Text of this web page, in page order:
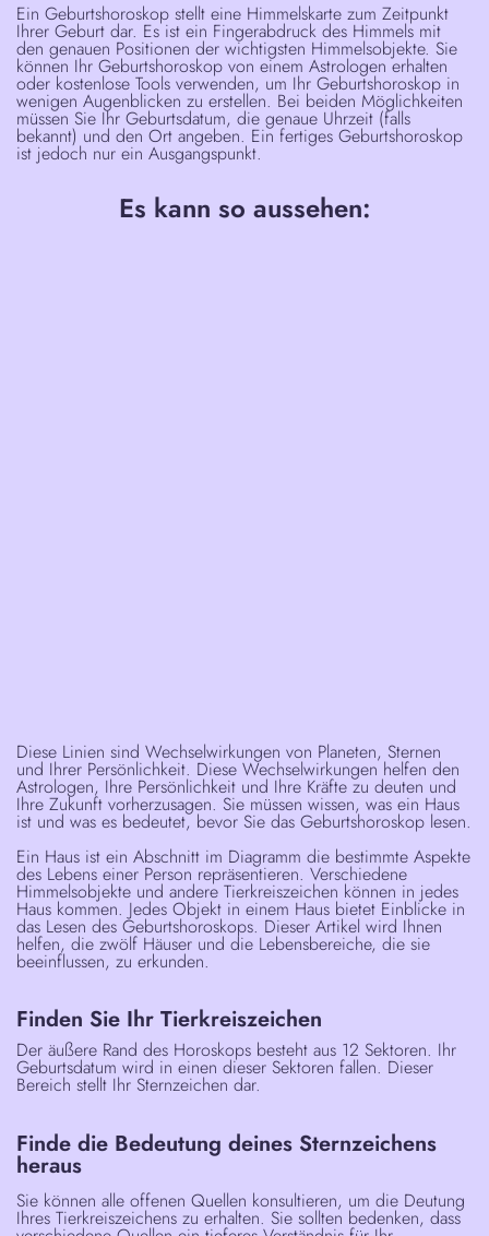
Ein Geburtshoroskop stellt eine Himmelskarte zum Zeitpunkt
Ihrer Geburt dar. Es ist ein Fingerabdruck des Himmels mit
den genauen Positionen der wichtigsten Himmelsobjekte. Sie
können Ihr Geburtshoroskop von einem Astrologen erhalten
oder kostenlose Tools verwenden, um Ihr Geburtshoroskop in
wenigen Augenblicken zu erstellen. Bei beiden Möglichkeiten
müssen Sie Ihr Geburtsdatum, die genaue Uhrzeit (falls
bekannt) und den Ort angeben. Ein fertiges Geburtshoroskop
ist jedoch nur ein Ausgangspunkt.
Es kann so aussehen:
Diese Linien sind Wechselwirkungen von Planeten, Sternen
und Ihrer Persönlichkeit. Diese Wechselwirkungen helfen den
Astrologen, Ihre Persönlichkeit und Ihre Kräfte zu deuten und
Ihre Zukunft vorherzusagen. Sie müssen wissen, was ein Haus
ist und was es bedeutet, bevor Sie das Geburtshoroskop lesen.
Ein Haus ist ein Abschnitt im Diagramm die bestimmte Aspekte
des Lebens einer Person repräsentieren. Verschiedene
Himmelsobjekte und andere Tierkreiszeichen können in jedes
Haus kommen. Jedes Objekt in einem Haus bietet Einblicke in
das Lesen des Geburtshoroskops. Dieser Artikel wird Ihnen
helfen, die zwölf Häuser und die Lebensbereiche, die sie
beeinflussen, zu erkunden.
Finden Sie Ihr Tierkreiszeichen
Der äußere Rand des Horoskops besteht aus 12 Sektoren. Ihr
Geburtsdatum wird in einen dieser Sektoren fallen. Dieser
Bereich stellt Ihr Sternzeichen dar.
Finde die Bedeutung deines Sternzeichens
heraus
Sie können alle offenen Quellen konsultieren, um die Deutung
Ihres Tierkreiszeichens zu erhalten. Sie sollten bedenken, dass